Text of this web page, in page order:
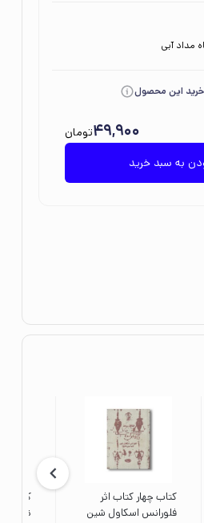
مداد آبی
به سبد خرید
49,900تومان
کتاب چهار کتاب اثر
فلورانس اسکاول شین
کتاب
تیم